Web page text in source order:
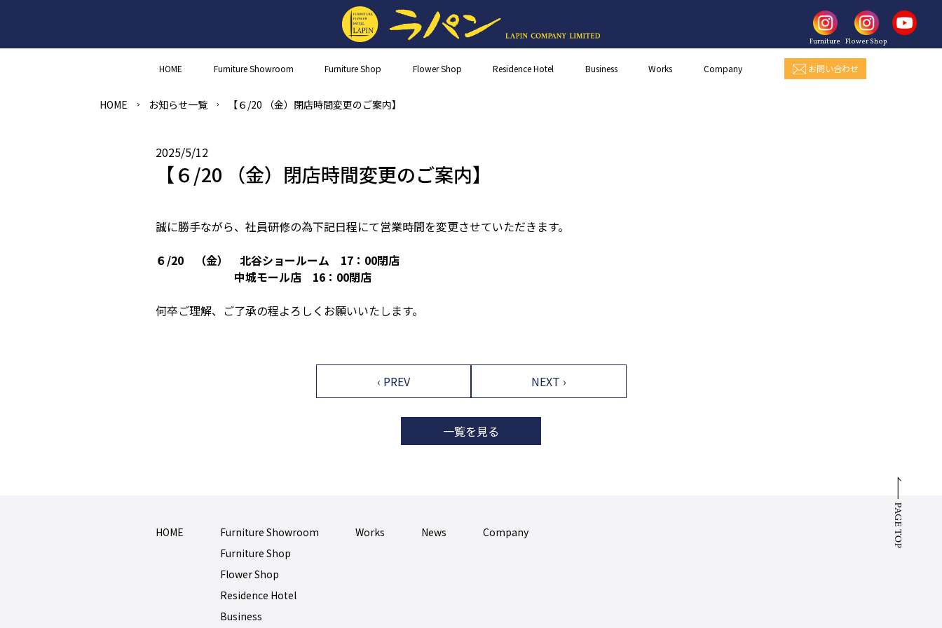
Furniture Flower Shop
HOME Furniture Showroom Furniture Shop Flower Shop Residence Hotel Business Works Company お問い合わせ
HOME お知らせ一覧 【６/20 （金）閉店時間変更のご案内】
2025/5/12
【６/20 （金）閉店時間変更のご案内】
誠に勝手ながら、社員研修の為下記日程にて営業時間を変更させていただきます。
６/20 （金） 北谷ショールーム 17：00閉店
中城モール店 16：00閉店
何卒ご理解、ご了承の程よろしくお願いいたします。
‹ PREV NEXT ›
一覧を見る
HOME
Furniture Showroom
Furniture Shop
Flower Shop
Residence Hotel
Business
Works News Company